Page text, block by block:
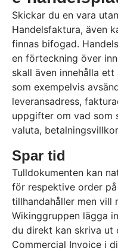
Skickar du en vara
Handelsfaktura, även
finnas bifogad.
en förteckning över
skall även innehålla
som exempelvis
leveransadress,
uppgifter om vad som
valuta,
Spar tid
Tulldokumenten kan
för respektive order
tillhandahåller men vill
Wikinggruppen lägga
du direkt kan skriva ut
Commercial Invoice i